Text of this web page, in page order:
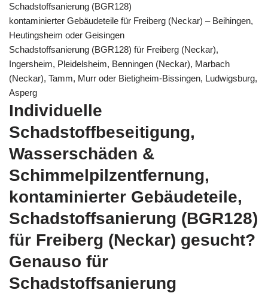
Schadstoffsanierung (BGR128)
kontaminierter Gebäudeteile für Freiberg (Neckar) – Beihingen,
Heutingsheim oder Geisingen
Schadstoffsanierung (BGR128) für Freiberg (Neckar),
Ingersheim, Pleidelsheim, Benningen (Neckar), Marbach
(Neckar), Tamm, Murr oder Bietigheim-Bissingen, Ludwigsburg,
Asperg
Individuelle
Schadstoffbeseitigung,
Wasserschäden &
Schimmelpilzentfernung,
kontaminierter Gebäudeteile,
Schadstoffsanierung (BGR128)
für Freiberg (Neckar) gesucht?
Genauso für
Schadstoffsanierung